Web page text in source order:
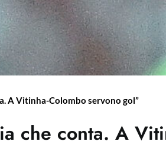
A Vitinha-Colombo servono gol”
che conta. A